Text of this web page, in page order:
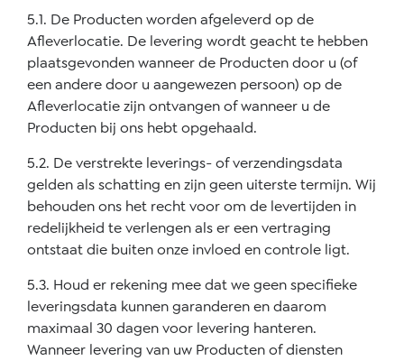
5.1. De Producten worden afgeleverd op de
Afleverlocatie. De levering wordt geacht te hebben
plaatsgevonden wanneer de Producten door u (of
een andere door u aangewezen persoon) op de
Afleverlocatie zijn ontvangen of wanneer u de
Producten bij ons hebt opgehaald.
5.2. De verstrekte leverings- of verzendingsdata
gelden als schatting en zijn geen uiterste termijn. Wij
behouden ons het recht voor om de levertijden in
redelijkheid te verlengen als er een vertraging
ontstaat die buiten onze invloed en controle ligt.
5.3. Houd er rekening mee dat we geen specifieke
leveringsdata kunnen garanderen en daarom
maximaal 30 dagen voor levering hanteren.
Wanneer levering van uw Producten of diensten